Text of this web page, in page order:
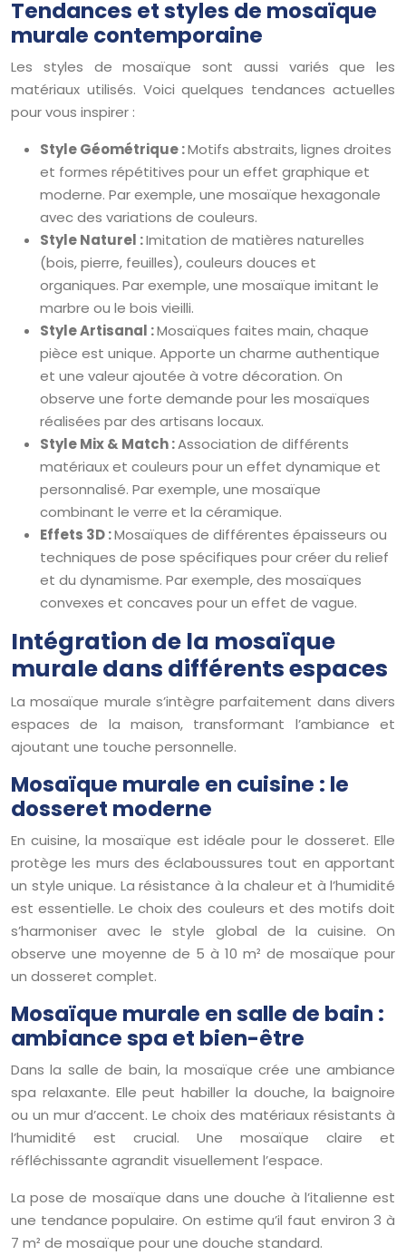
Tendances et styles de mosaïque
murale contemporaine
Les styles de mosaïque sont aussi variés que les
matériaux utilisés. Voici quelques tendances actuelles
pour vous inspirer :
Style Géométrique :Motifs abstraits, lignes droites
et formes répétitives pour un effet graphique et
moderne. Par exemple, une mosaïque hexagonale
avec des variations de couleurs.
Style Naturel :Imitation de matières naturelles
(bois, pierre, feuilles), couleurs douces et
organiques. Par exemple, une mosaïque imitant le
marbre ou le bois vieilli.
Style Artisanal :Mosaïques faites main, chaque
pièce est unique. Apporte un charme authentique
et une valeur ajoutée à votre décoration. On
observe une forte demande pour les mosaïques
réalisées par des artisans locaux.
Style Mix & Match :Association de différents
matériaux et couleurs pour un effet dynamique et
personnalisé. Par exemple, une mosaïque
combinant le verre et la céramique.
Effets 3D :Mosaïques de différentes épaisseurs ou
techniques de pose spécifiques pour créer du relief
et du dynamisme. Par exemple, des mosaïques
convexes et concaves pour un effet de vague.
Intégration de la mosaïque
murale dans différents espaces
La mosaïque murale s’intègre parfaitement dans divers
espaces de la maison, transformant l’ambiance et
ajoutant une touche personnelle.
Mosaïque murale en cuisine : le
dosseret moderne
En cuisine, la mosaïque est idéale pour le dosseret. Elle
protège les murs des éclaboussures tout en apportant
un style unique. La résistance à la chaleur et à l’humidité
est essentielle. Le choix des couleurs et des motifs doit
s’harmoniser avec le style global de la cuisine. On
observe une moyenne de 5 à 10 m² de mosaïque pour
un dosseret complet.
Mosaïque murale en salle de bain :
ambiance spa et bien-être
Dans la salle de bain, la mosaïque crée une ambiance
spa relaxante. Elle peut habiller la douche, la baignoire
ou un mur d’accent. Le choix des matériaux résistants à
l’humidité est crucial. Une mosaïque claire et
réfléchissante agrandit visuellement l’espace.
La pose de mosaïque dans une douche à l’italienne est
une tendance populaire. On estime qu’il faut environ 3 à
7 m² de mosaïque pour une douche standard.